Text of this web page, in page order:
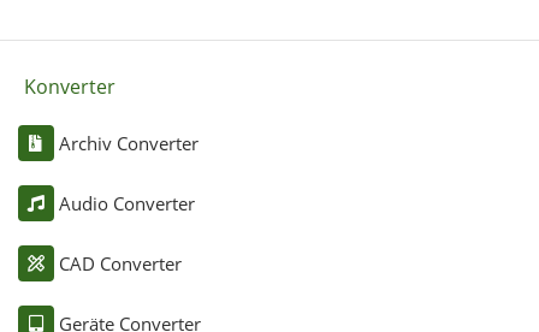
Konverter
Archiv Converter
Audio Converter
CAD Converter
Geräte Converter